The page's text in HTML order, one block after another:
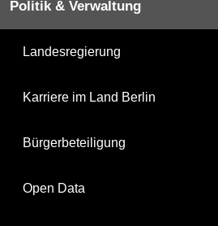
Politik & Verwaltung
Landesregierung
Karriere im Land Berlin
Bürgerbeteiligung
Open Data